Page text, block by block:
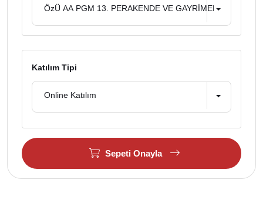
ÖzÜ AA PGM 13. PERAKENDE VE GAYRİMENKUL
Katılım Tipi
Online Katılım
Sepeti Onayla